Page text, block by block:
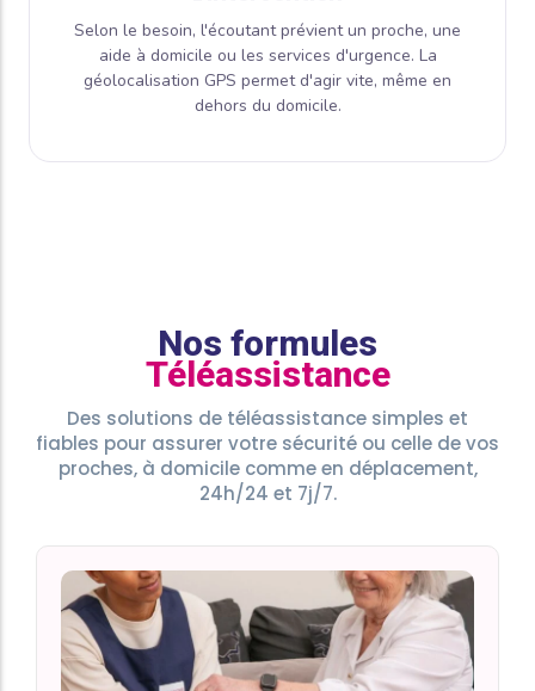
Selon le besoin, l'écoutant prévient un proche, une
aide à domicile ou les services d'urgence. La
géolocalisation GPS permet d'agir vite, même en
dehors du domicile.
Nos formules
Téléassistance
Des solutions de téléassistance simples et
fiables pour assurer votre sécurité ou celle de vos
proches, à domicile comme en déplacement,
24h/24 et 7j/7.